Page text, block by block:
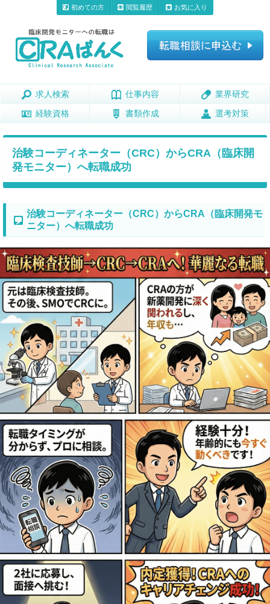
初めての方 閲覧履歴 お気に入り
求人検索
求人検索 仕事内容
仕事内容 業界研究
業界研究
経験資格
経験資格 書類作成
書類作成 選考対策
選考対策
治験コーディネーター（CRC）からCRA（臨床開
発モニター）へ転職成功
治験コーディネーター（CRC）からCRA（臨床開発モ
ニター）へ転職成功